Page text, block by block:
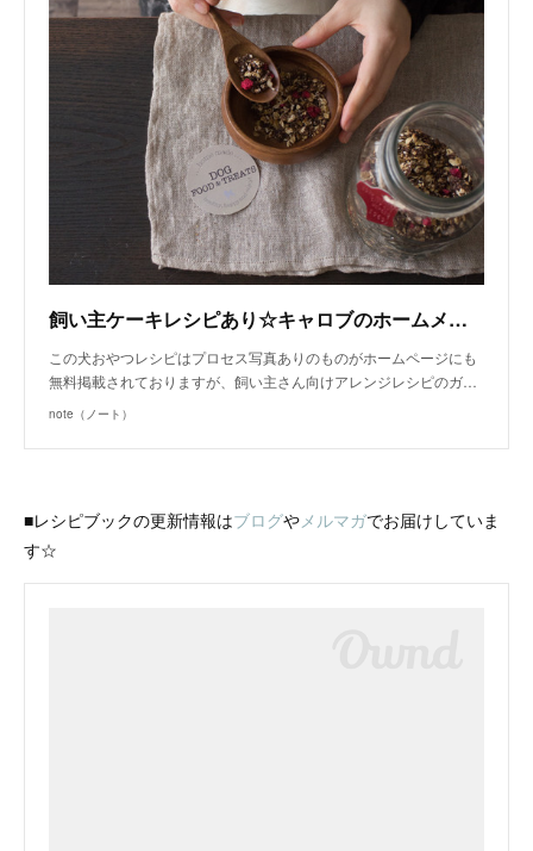
飼い主ケーキレシピあり☆キャロブのホームメイドグラノーラ/単品購入 | 犬ごはん先生 いちかわあやこ | note
この犬おやつレシピはプロセス写真ありのものがホームページにも
無料掲載されておりますが、飼い主さん向けアレンジレシピのガ…
note（ノート）
■レシピブックの更新情報はブログやメルマガでお届けしていま
す☆